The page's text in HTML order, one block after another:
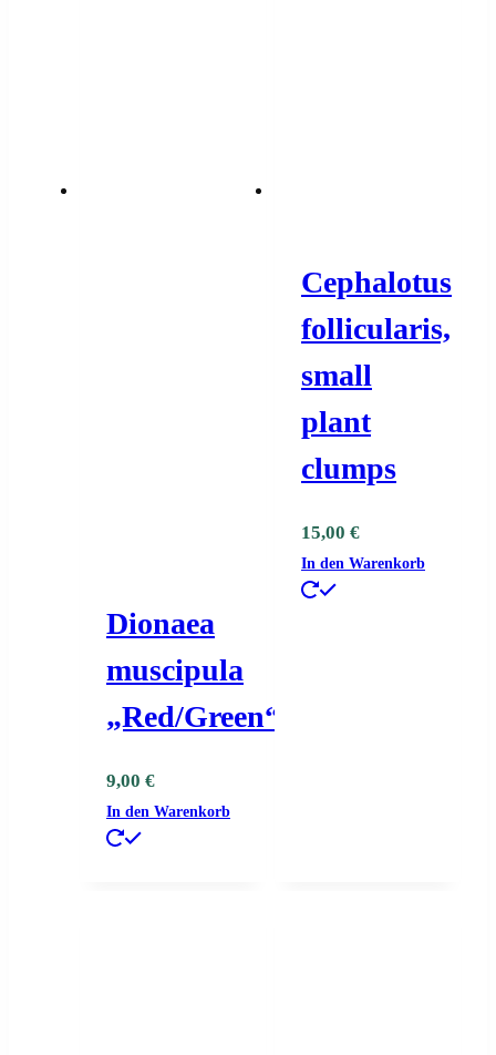
Dionaea
muscipula
„Red/Green“
9,00 €
In den Warenkorb
Cephalotus
follicularis,
small
plant
clumps
15,00 €
In den Warenkorb